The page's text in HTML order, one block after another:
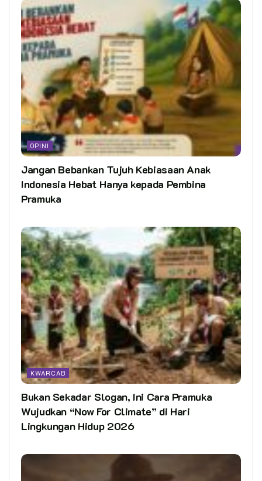
OPINI
Jangan Bebankan Tujuh Kebiasaan Anak
Indonesia Hebat Hanya kepada Pembina
Pramuka
KWARCAB
Bukan Sekadar Slogan, Ini Cara Pramuka
Wujudkan “Now For Climate” di Hari
Lingkungan Hidup 2026